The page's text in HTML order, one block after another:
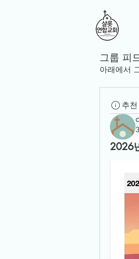
그룹 피
아래에서
추
2026